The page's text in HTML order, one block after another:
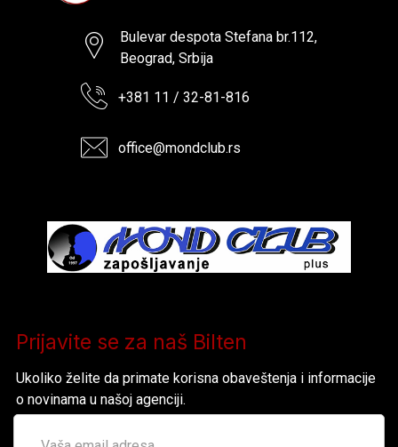
Bulevar despota Stefana br.112,
Beograd, Srbija
+381 11 / 32-81-816
office@mondclub.rs
Prijavite se za naš Bilten
Ukoliko želite da primate korisna obaveštenja i informacije
o novinama u našoj agenciji.